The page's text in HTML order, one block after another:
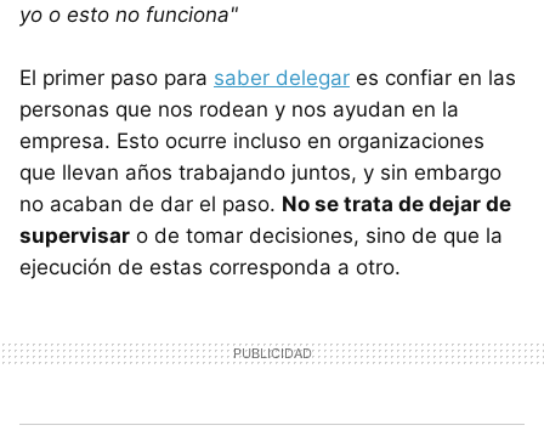
yo o esto no funciona"
El primer paso para saber delegar es confiar en las
personas que nos rodean y nos ayudan en la
empresa. Esto ocurre incluso en organizaciones
que llevan años trabajando juntos, y sin embargo
no acaban de dar el paso. No se trata de dejar de
supervisar o de tomar decisiones, sino de que la
ejecución de estas corresponda a otro.